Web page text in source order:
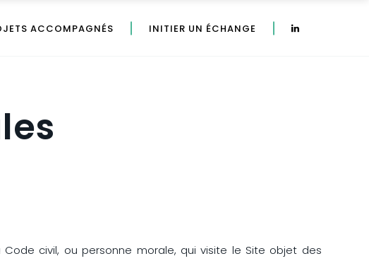
ACCOMPAGNÉS INITIER UN ÉCHANGE
civil, ou personne morale, qui visite le Site objet des